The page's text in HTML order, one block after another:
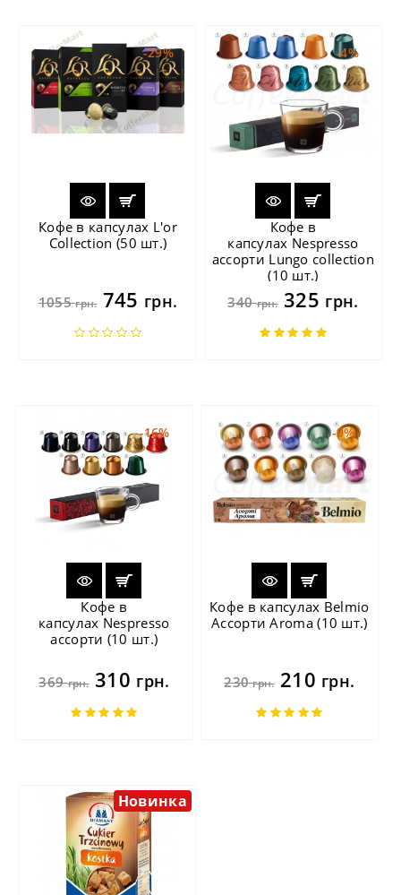
-29%
Кофе в капсулах L'or
Collection (50 шт.)
1055грн.745 грн.
-4%
Кофе в
капсулах Nespresso
ассорти Lungo collection
(10 шт.)
340грн.325 грн.
-16%
Кофе в
капсулах Nespresso
ассорти (10 шт.)
369грн.310 грн.
-9%
Кофе в капсулах Belmio
Ассорти Aroma (10 шт.)
230грн.210 грн.
Новинка